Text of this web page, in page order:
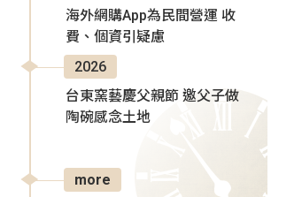
海外網購App為民間營運 收
費、個資引疑慮
2026
台東窯藝慶父親節 邀父子做
陶碗感念土地
more